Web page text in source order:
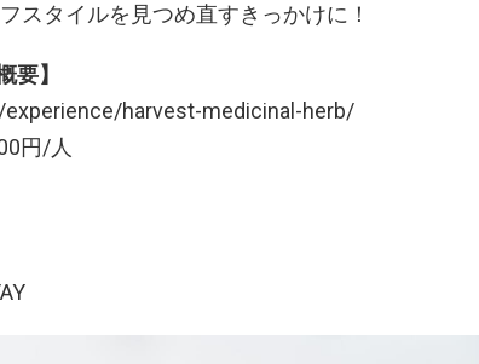
スタイルを見つめ直すきっかけに！
要】
harvest-medicinal-herb/
円/人